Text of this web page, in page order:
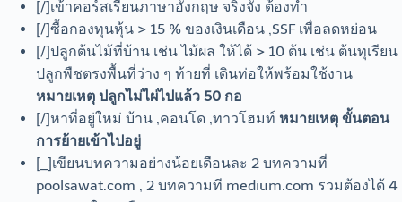
[/]เข้าคอร์สเรียนภาษาอังกฤษ จริงจัง ต้องทำ
[/]ซื้อกองทุนหุ้น > 15 % ของเงินเดือน ,SSF เพื่อลดหย่อน
[/]ปลูกต้นไม้ที่บ้าน เช่น ไม้ผล ให้ได้ > 10 ต้น เช่น ต้นทุเรียน
ปลูกพืชตรงพื้นที่ว่าง ๆ ท้ายที่ เดินท่อให้พร้อมใช้งาน
หมายเหตุ ปลูกไม่ไผ่ไปแล้ว 50 กอ
[/]หาที่อยู่ใหม่ บ้าน ,คอนโด ,ทาวโฮมท์ หมายเหตุ ขั้นตอน
การย้ายเข้าไปอยู่
[_]เขียนบทความอย่างน้อยเดือนละ 2 บทความที่
poolsawat.com , 2 บทความที medium.com รวมต้องได้ 4